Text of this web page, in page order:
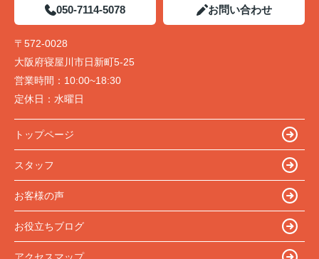
050-7114-5078 お問い合わせ
〒572-0028
大阪府寝屋川市日新町5-25
営業時間： 10:00~18:30
定休日： 水曜日
トップページ
スタッフ
お客様の声
お役立ちブログ
アクセスマップ